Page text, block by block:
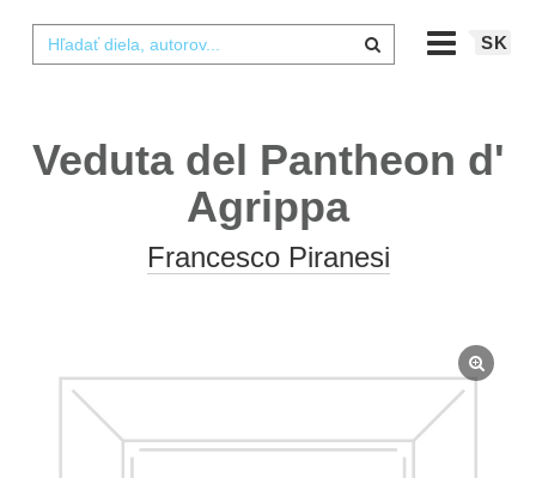
SK
Veduta del Pantheon d'
Agrippa
Francesco Piranesi